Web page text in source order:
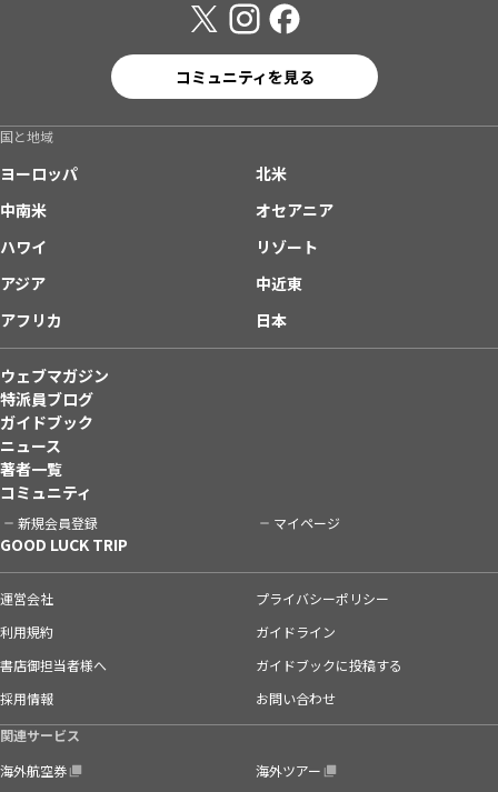
コミュニティを見る
国と地域
ヨーロッパ
北米
中南米
オセアニア
ハワイ
リゾート
アジア
中近東
アフリカ
日本
ウェブマガジン
特派員ブログ
ガイドブック
ニュース
著者一覧
コミュニティ
新規会員登録 マイページ
GOOD LUCK TRIP
運営会社
プライバシーポリシー
利用規約
ガイドライン
書店御担当者様へ
ガイドブックに投稿する
採用情報
お問い合わせ
関連サービス
海外航空券
海外ツアー